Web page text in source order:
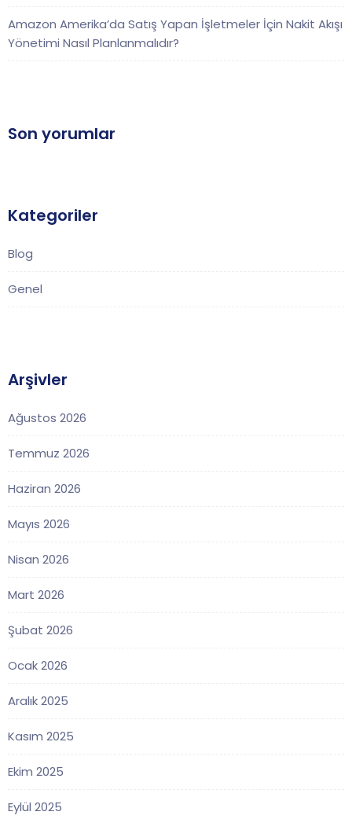
Amazon Amerika’da Satış Yapan İşletmeler İçin Nakit Akışı
Yönetimi Nasıl Planlanmalıdır?
Son yorumlar
Kategoriler
Blog
Genel
Arşivler
Ağustos 2026
Temmuz 2026
Haziran 2026
Mayıs 2026
Nisan 2026
Mart 2026
Şubat 2026
Ocak 2026
Aralık 2025
Kasım 2025
Ekim 2025
Eylül 2025